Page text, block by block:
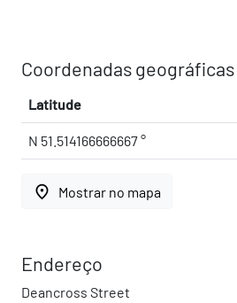
Coordenadas geográficas
Latitude
N 51.514166666667 °
place Mostrar no mapa
Endereço
Deancross Street